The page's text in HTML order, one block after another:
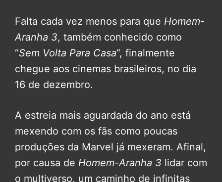
Falta cada vez menos para que Homem-
Aranha 3, também conhecido como
“Sem Volta Para Casa“, finalmente
chegue aos cinemas brasileiros, no dia
16 de dezembro.
A estreia mais aguardada do ano está
mexendo com os fãs como poucas
produções da Marvel já mexeram. Afinal,
por causa de Homem-Aranha 3 lidar com
o multiverso, um caminho de infinitas